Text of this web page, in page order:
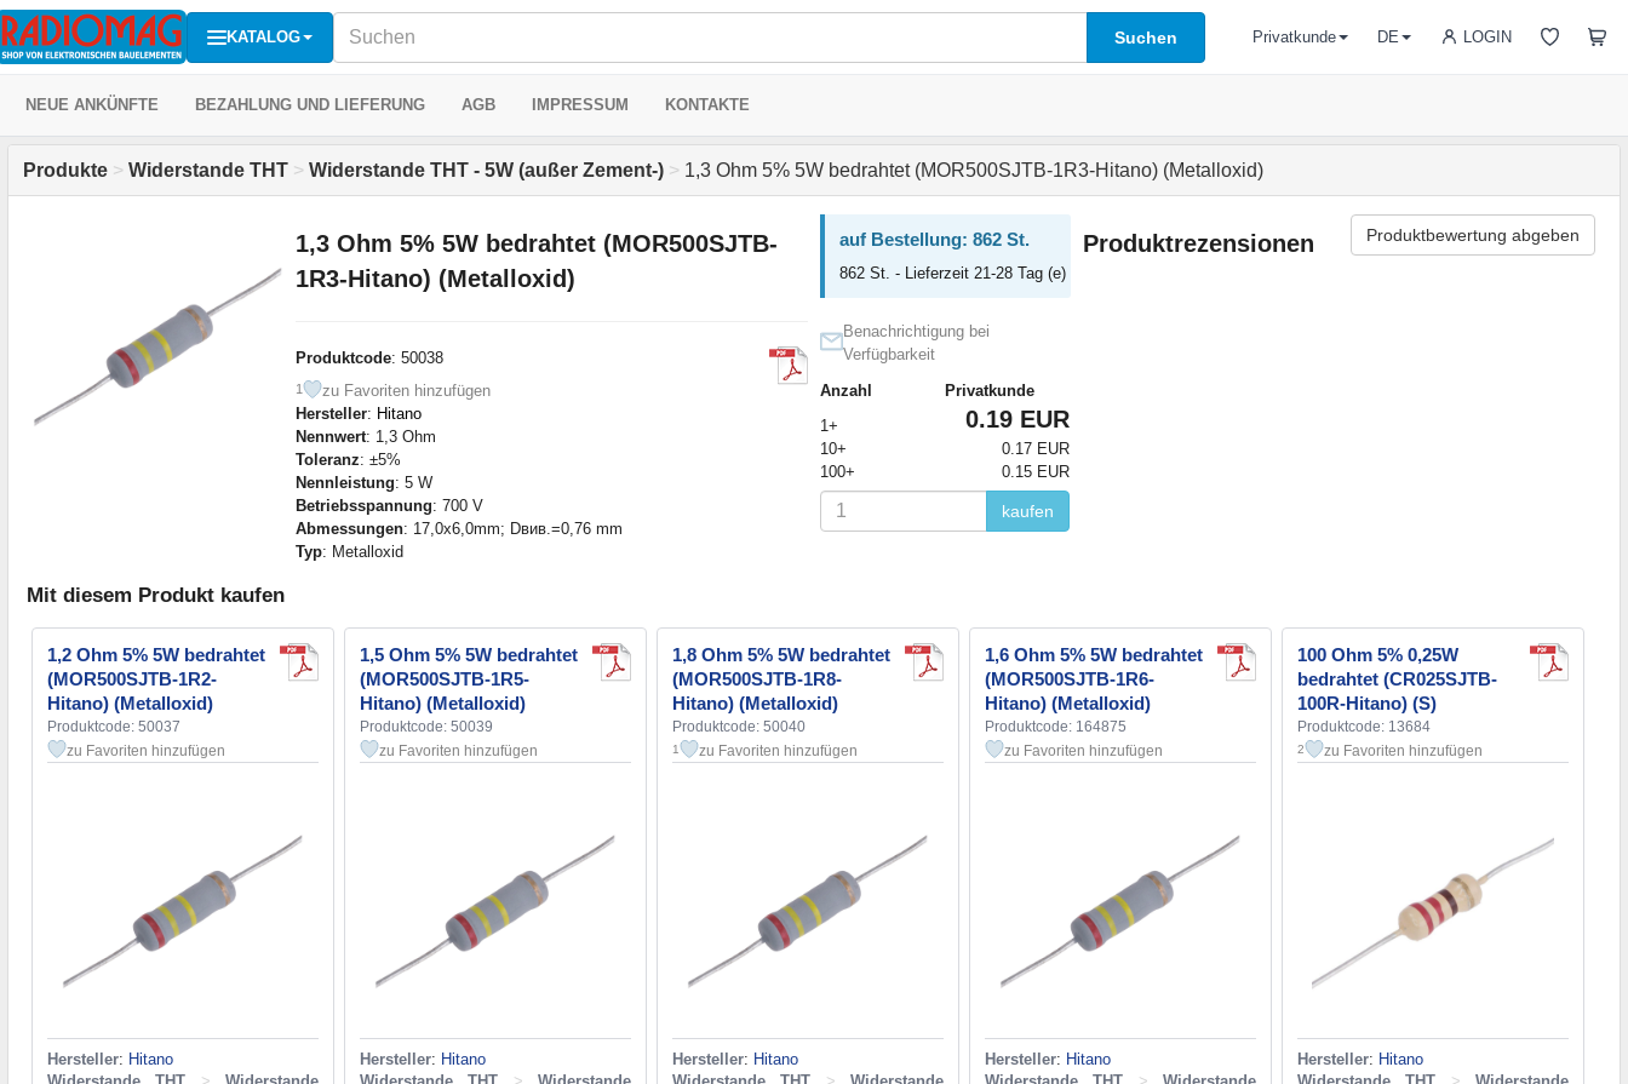
KATALOG Suchen LOGIN
Privatkunde DE
NEUE ANKÜNFTE BEZAHLUNG UND LIEFERUNG AGB IMPRESSUM KONTAKTE
Produkte > Widerstande THT > Widerstande THT - 5W (außer Zement-) > 1,3 Ohm 5% 5W bedrahtet (MOR500SJTB-1R3-Hitano) (Metalloxid)
1,3 Ohm 5% 5W bedrahtet (MOR500SJTB-
1R3-Hitano) (Metalloxid)
Produktcode: 50038
1
zu Favoriten hinzufügen
Hersteller: Hitano
Nennwert: 1,3 Ohm
Toleranz: ±5%
Nennleistung: 5 W
Betriebsspannung: 700 V
Abmessungen: 17,0x6,0mm; Dвив.=0,76 mm
Typ: Metalloxid
auf Bestellung: 862 St.
862 St. - Lieferzeit 21-28 Tag (e)
Benachrichtigung bei
Verfügbarkeit
Anzahl
Privatkunde
1+
0.19 EUR
10+
0.17 EUR
100+
0.15 EUR
kaufen
Produktrezensionen Produktbewertung abgeben
Mit diesem Produkt kaufen
1,2 Ohm 5% 5W bedrahtet
(MOR500SJTB-1R2-
Hitano) (Metalloxid)
Produktcode: 50037
zu Favoriten hinzufügen
Hersteller: Hitano
1,5 Ohm 5% 5W bedrahtet
(MOR500SJTB-1R5-
Hitano) (Metalloxid)
Produktcode: 50039
zu Favoriten hinzufügen
Hersteller: Hitano
1,8 Ohm 5% 5W bedrahtet
(MOR500SJTB-1R8-
Hitano) (Metalloxid)
Produktcode: 50040
1 zu Favoriten hinzufügen
Hersteller: Hitano
1,6 Ohm 5% 5W bedrahtet
(MOR500SJTB-1R6-
Hitano) (Metalloxid)
Produktcode: 164875
zu Favoriten hinzufügen
Hersteller: Hitano
100 Ohm 5% 0,25W
bedrahtet (CR025SJTB-
100R-Hitano) (S)
Produktcode: 13684
2 zu Favoriten hinzufügen
Hersteller: Hitano